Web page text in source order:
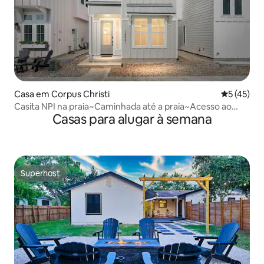
Casa em Corpus Christi
5 (45)
Casita NPI na praia~Caminhada até a praia~Acesso ao
canal~PiscinaCasas para alugar à semana
Superhost
Superhost